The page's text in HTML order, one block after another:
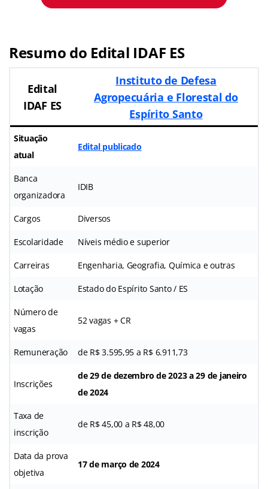
Resumo do Edital IDAF ES
Edital
IDAF ES
Instituto de Defesa
Agropecuária e Florestal do
Espírito Santo
Situação
atual
Edital publicado
Banca
organizadora
IDIB
Cargos Diversos
Escolaridade Níveis médio e superior
Carreiras Engenharia, Geografia, Química e outras
Lotação Estado do Espírito Santo / ES
Número de
vagas
52 vagas + CR
Remuneração de R$ 3.595,95 a R$ 6.911,73
Inscrições
de 29 de dezembro de 2023 a 29 de janeiro
de 2024
Taxa de
inscrição
de R$ 45,00 a R$ 48,00
Data da prova
objetiva
17 de março de 2024